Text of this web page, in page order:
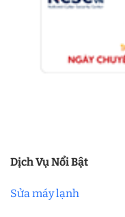
Dịch Vụ Nổi Bật
Sửa máy lạnh